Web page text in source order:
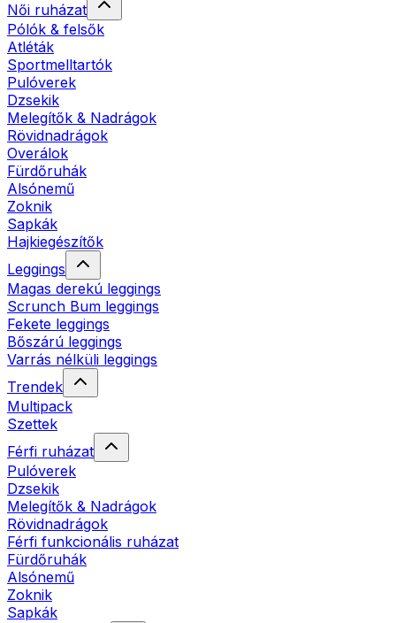
Női ruházat
Pólók & felsők
Atléták
Sportmelltartók
Pulóverek
Dzsekik
Melegítők & Nadrágok
Rövidnadrágok
Overálok
Fürdőruhák
Alsónemű
Zoknik
Sapkák
Hajkiegészítők
Leggings
Magas derekú leggings
Scrunch Bum leggings
Fekete leggings
Bőszárú leggings
Varrás nélküli leggings
Trendek
Multipack
Szettek
Férfi ruházat
Pulóverek
Dzsekik
Melegítők & Nadrágok
Rövidnadrágok
Férfi funkcionális ruházat
Fürdőruhák
Alsónemű
Zoknik
Sapkák